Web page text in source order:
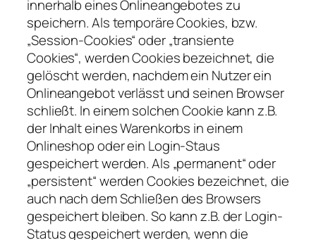
innerhalb eines Onlineangebotes zu
speichern. Als temporäre Cookies, bzw.
„Session-Cookies“ oder „transiente
Cookies“, werden Cookies bezeichnet, die
gelöscht werden, nachdem ein Nutzer ein
Onlineangebot verlässt und seinen Browser
schließt. In einem solchen Cookie kann z.B.
der Inhalt eines Warenkorbs in einem
Onlineshop oder ein Login-Staus
gespeichert werden. Als „permanent“ oder
„persistent“ werden Cookies bezeichnet, die
auch nach dem Schließen des Browsers
gespeichert bleiben. So kann z.B. der Login-
Status gespeichert werden, wenn die